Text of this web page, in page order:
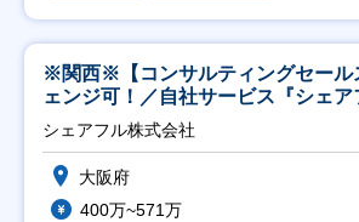
※関西※【コンサルティングセール
ェンジ可！／自社サービス『シェ
シェアフル株式会社
大阪府
400万~571万